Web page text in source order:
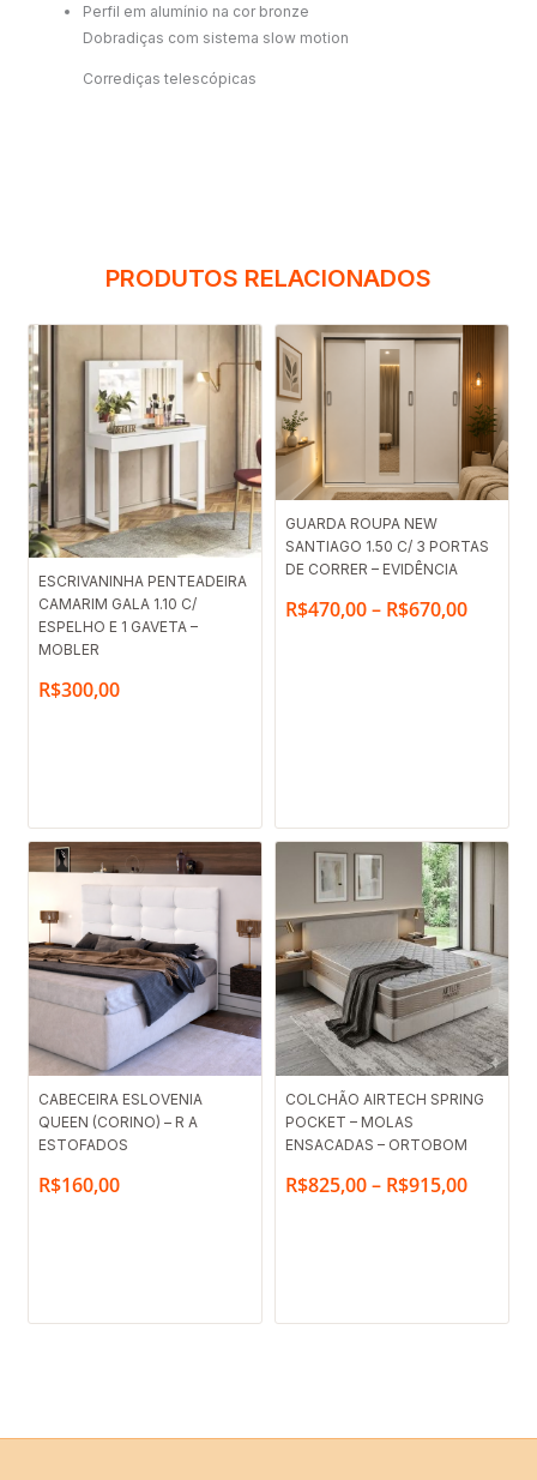
Perfil em alumínio na cor bronze
Dobradiças com sistema slow motion
Corrediças telescópicas
PRODUTOS RELACIONADOS
ESCRIVANINHA PENTEADEIRA
CAMARIM GALA 1.10 C/
ESPELHO E 1 GAVETA –
MOBLER
R$300,00
GUARDA ROUPA NEW
SANTIAGO 1.50 C/ 3 PORTAS
DE CORRER – EVIDÊNCIA
R$470,00– R$670,00
de
CABECEIRA ESLOVENIA
QUEEN (CORINO) – R A
ESTOFADOS
R$160,00
COLCHÃO AIRTECH SPRING
POCKET – MOLAS
ENSACADAS – ORTOBOM
R$825,00– R$915,00
Faixa